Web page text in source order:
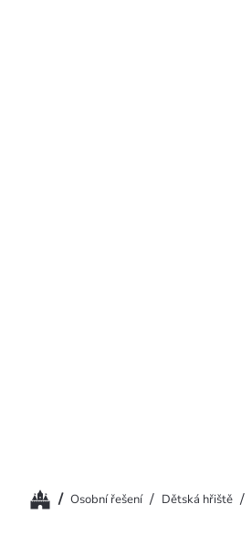
Domů/ Osobní řešení / Dětská hřiště /